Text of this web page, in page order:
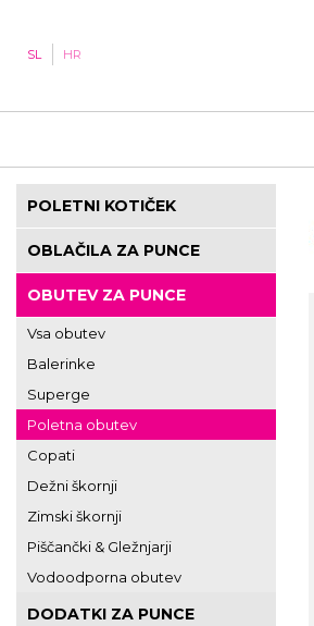
SL HR
POLETNI KOTIČEK
OBLAČILA ZA PUNCE
OBUTEV ZA PUNCE
Vsa obutev
Balerinke
Superge
Poletna obutev
Copati
Dežni škornji
Zimski škornji
Piščančki & Gležnjarji
Vodoodporna obutev
DODATKI ZA PUNCE